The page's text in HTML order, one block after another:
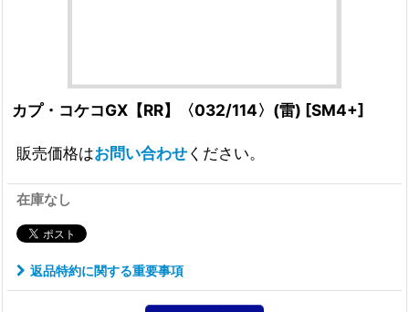
カプ・コケコGX【RR】〈032/114〉(雷) [SM4+]
販売価格はお問い合わせください。
在庫なし
返品特約に関する重要事項